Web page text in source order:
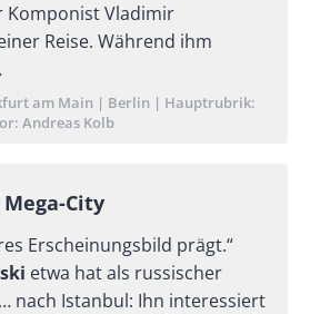
Komponist Vladimir
Reise. Während ihm
am Main Berlin
Hauptrubrik
Andreas Kolb
City
Erscheinungsbild prägt.“
etwa hat als russischer
nach Istanbul: Ihn interessiert